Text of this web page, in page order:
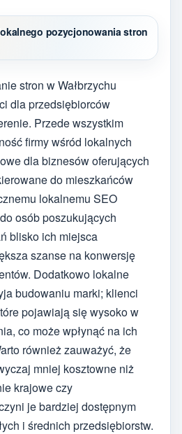
pozycjonowania stron
stron w Wałbrzychu
dla przedsiębiorców
Przede wszystkim
firmy wśród lokalnych
dla biznesów oferujących
do mieszkańców
lokalnemu SEO
osób poszukujących
blisko ich miejsca
szanse na konwersję
Dodatkowo lokalne
budowaniu marki; klienci
pojawiają się wysoko w
co może wpłynąć na ich
również zauważyć, że
mniej kosztowne niż
krajowe czy
je bardziej dostępnym
i średnich przedsiębiorstw.